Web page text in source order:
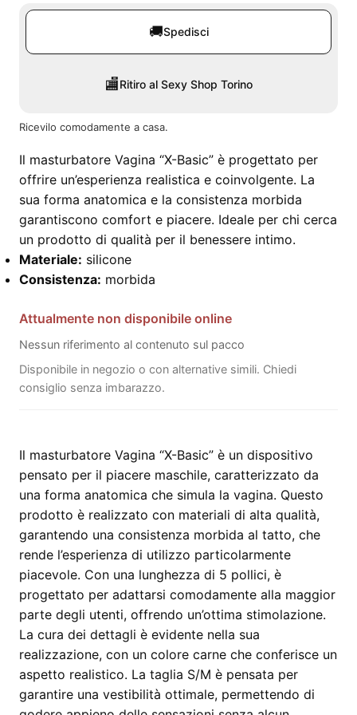
🚚Spedisci
🏬Ritiro al Sexy Shop Torino
Ricevilo comodamente a casa.
Il masturbatore Vagina “X-Basic” è progettato per
offrire un’esperienza realistica e coinvolgente. La
sua forma anatomica e la consistenza morbida
garantiscono comfort e piacere. Ideale per chi cerca
un prodotto di qualità per il benessere intimo.
Materiale: silicone
Consistenza: morbida
Attualmente non disponibile online
Nessun riferimento al contenuto sul pacco
Disponibile in negozio o con alternative simili. Chiedi
consiglio senza imbarazzo.
Il masturbatore Vagina “X-Basic” è un dispositivo
pensato per il piacere maschile, caratterizzato da
una forma anatomica che simula la vagina. Questo
prodotto è realizzato con materiali di alta qualità,
garantendo una consistenza morbida al tatto, che
rende l’esperienza di utilizzo particolarmente
piacevole. Con una lunghezza di 5 pollici, è
progettato per adattarsi comodamente alla maggior
parte degli utenti, offrendo un’ottima stimolazione.
La cura dei dettagli è evidente nella sua
realizzazione, con un colore carne che conferisce un
aspetto realistico. La taglia S/M è pensata per
garantire una vestibilità ottimale, permettendo di